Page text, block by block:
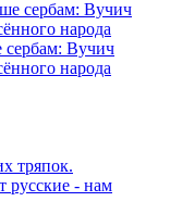
сербам: Вучич
народа